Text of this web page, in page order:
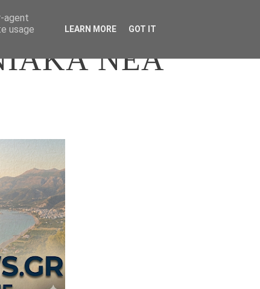
ΝΕΑ
agent
usage
LEARN MORE GOT IT